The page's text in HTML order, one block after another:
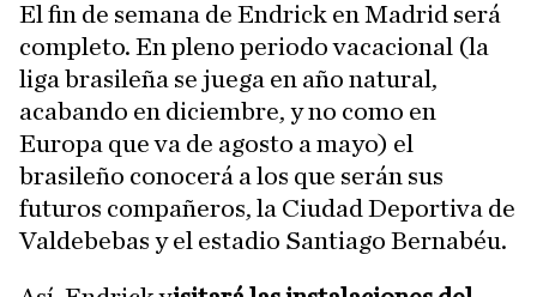
El fin de semana de Endrick en Madrid será
completo. En pleno periodo vacacional (la
liga brasileña se juega en año natural,
acabando en diciembre, y no como en
Europa que va de agosto a mayo) el
brasileño conocerá a los que serán sus
futuros compañeros, la Ciudad Deportiva de
Valdebebas y el estadio Santiago Bernabéu.